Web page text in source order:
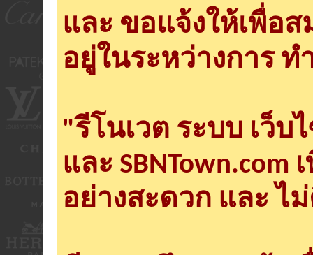
และ ขอแจ้งให้เพื่อ
อยู่ในระหว่างการ ท
"รีโนเวต ระบบ เว็บ
และ
อย่างสะดวก และ ไ